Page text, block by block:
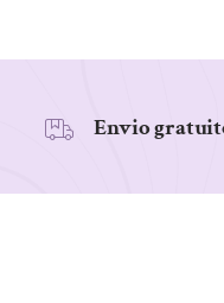
Envio